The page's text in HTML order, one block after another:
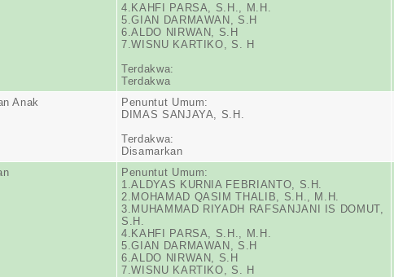
4.KAHFI PARSA, S.H., M.H.
5.GIAN DARMAWAN, S.H
6.ALDO NIRWAN, S.H
7.WISNU KARTIKO, S. H
Terdakwa:
Terdakwa
Anak
Penuntut Umum:
DIMAS SANJAYA, S.H.
Terdakwa:
Disamarkan
Penuntut Umum:
1.ALDYAS KURNIA FEBRIANTO, S.H.
2.MOHAMAD QASIM THALIB, S.H., M.H.
3.MUHAMMAD RIYADH RAFSANJANI IS DOMUT,
S.H.
4.KAHFI PARSA, S.H., M.H.
5.GIAN DARMAWAN, S.H
6.ALDO NIRWAN, S.H
7.WISNU KARTIKO, S. H